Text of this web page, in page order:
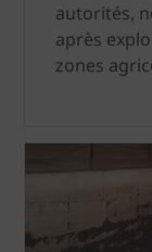
autorités,
après
zones